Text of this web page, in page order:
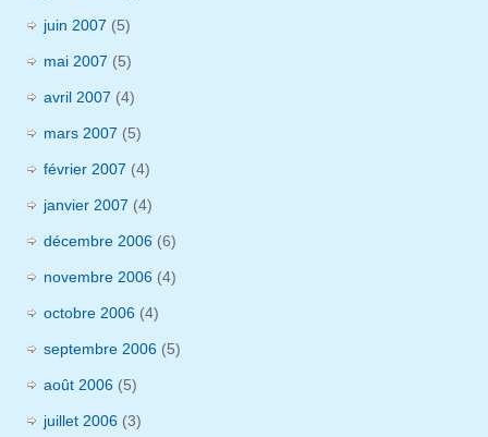
juin 2007 (5)
mai 2007 (5)
avril 2007 (4)
mars 2007 (5)
février 2007 (4)
janvier 2007 (4)
décembre 2006 (6)
novembre 2006 (4)
octobre 2006 (4)
septembre 2006 (5)
août 2006 (5)
juillet 2006 (3)